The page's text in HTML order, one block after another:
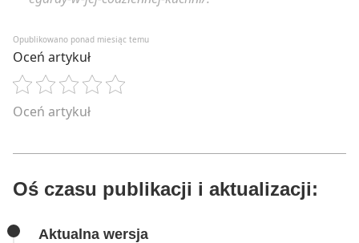
Opublikowano ponad miesiąc temu
Oceń artykuł
Oceń artykuł
Oś czasu publikacji i aktualizacji:
Aktualna wersja